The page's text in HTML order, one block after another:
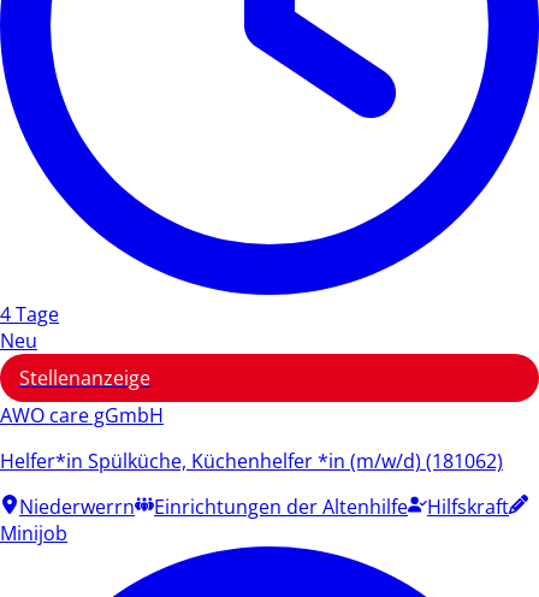
4 Tage
Neu
Stellenanzeige
AWO care gGmbH
Helfer*in Spülküche, Küchenhelfer *in (m/w/d) (181062)
Niederwerrn
Einrichtungen der Altenhilfe
Hilfskraft
Minijob